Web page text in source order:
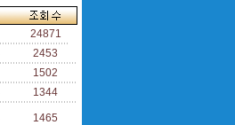
24871
2453
1502
1344
1465